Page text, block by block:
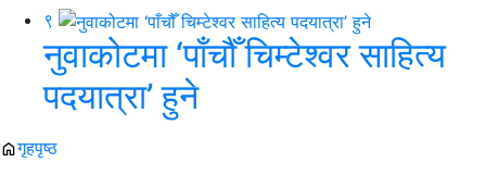
९
नुवाकोटमा ‘पाँचौँ चिम्टेश्वर साहित्य
पदयात्रा’ हुने
गृहपृष्ठ